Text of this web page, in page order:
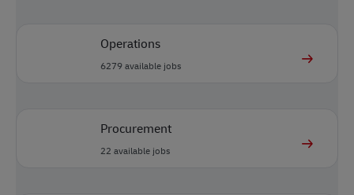
Operations
6279available jobs
Procurement
22 available jobs